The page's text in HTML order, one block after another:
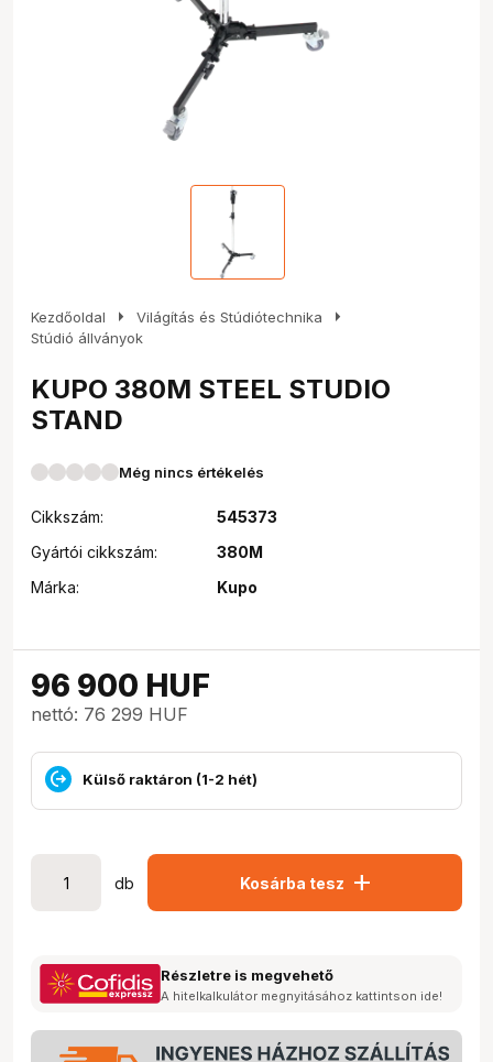
Kezdőoldal arrow_right Világítás és Stúdiótechnika arrow_right
Stúdió állványok
KUPO 380M STEEL STUDIO
STAND
Még nincs értékelés
Cikkszám:
545373
Gyártói cikkszám:
380M
Márka:
Kupo
96 900 HUF
nettó: 76 299 HUF
Külső raktáron (1-2 hét)
db Kosárba tesz add
Részletre is megvehető
A hitelkalkulátor megnyitásához kattintson ide!